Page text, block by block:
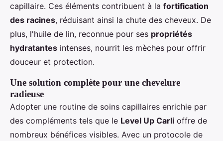
capillaire. Ces éléments contribuent à la fortification
des racines, réduisant ainsi la chute des cheveux. De
plus, l'huile de lin, reconnue pour ses propriétés
hydratantes intenses, nourrit les mèches pour offrir
douceur et protection.
Une solution complète pour une chevelure
radieuse
Adopter une routine de soins capillaires enrichie par
des compléments tels que le Level Up Carli offre de
nombreux bénéfices visibles. Avec un protocole de